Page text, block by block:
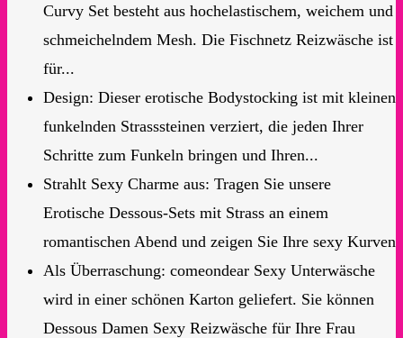
Curvy Set besteht aus hochelastischem, weichem und
schmeichelndem Mesh. Die Fischnetz Reizwäsche ist
für...
Design: Dieser erotische Bodystocking ist mit kleinen
funkelnden Strasssteinen verziert, die jeden Ihrer
Schritte zum Funkeln bringen und Ihren...
Strahlt Sexy Charme aus: Tragen Sie unsere
Erotische Dessous-Sets mit Strass an einem
romantischen Abend und zeigen Sie Ihre sexy Kurven
Als Überraschung: comeondear Sexy Unterwäsche
wird in einer schönen Karton geliefert. Sie können
Dessous Damen Sexy Reizwäsche für Ihre Frau